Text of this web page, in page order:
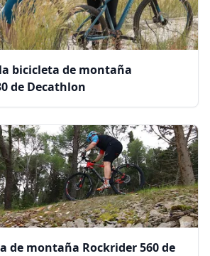
bicicleta de montaña
de Decathlon
de montaña Rockrider 560 de